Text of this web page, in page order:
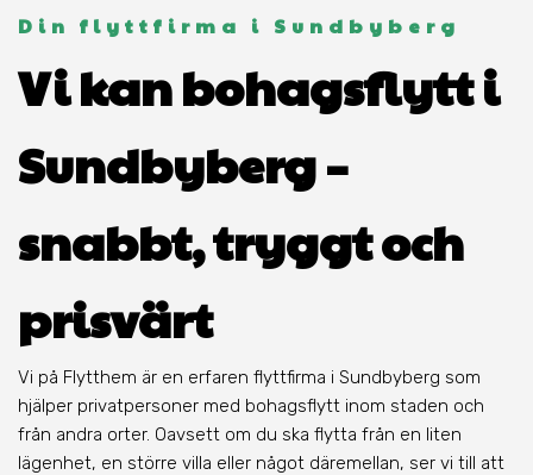
Din flyttfirma i Sundbyberg
Vi kan bohagsflytt i
Sundbyberg –
snabbt, tryggt och
prisvärt
Vi på Flytthem är en erfaren flyttfirma i Sundbyberg som
hjälper privatpersoner med bohagsflytt inom staden och
från andra orter. Oavsett om du ska flytta från en liten
lägenhet, en större villa eller något däremellan, ser vi till att